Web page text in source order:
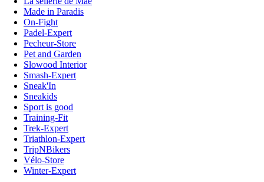
Made in Paradis
On-Fight
Padel-Expert
Pecheur-Store
Pet and Garden
Slowood Interior
Smash-Expert
Sneak'In
Sneakids
Sport is good
Training-Fit
Trek-Expert
Triathlon-Expert
TripNBikers
Vélo-Store
Winter-Expert